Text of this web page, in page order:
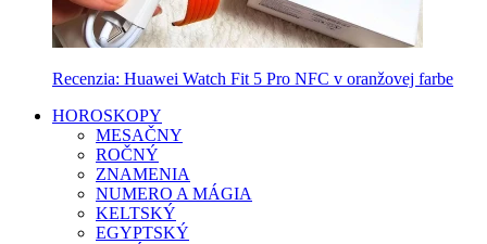
Recenzia: Huawei Watch Fit 5 Pro NFC v oranžovej farbe
HOROSKOPY
MESAČNY
ROČNÝ
ZNAMENIA
NUMERO A MÁGIA
KELTSKÝ
EGYPTSKÝ